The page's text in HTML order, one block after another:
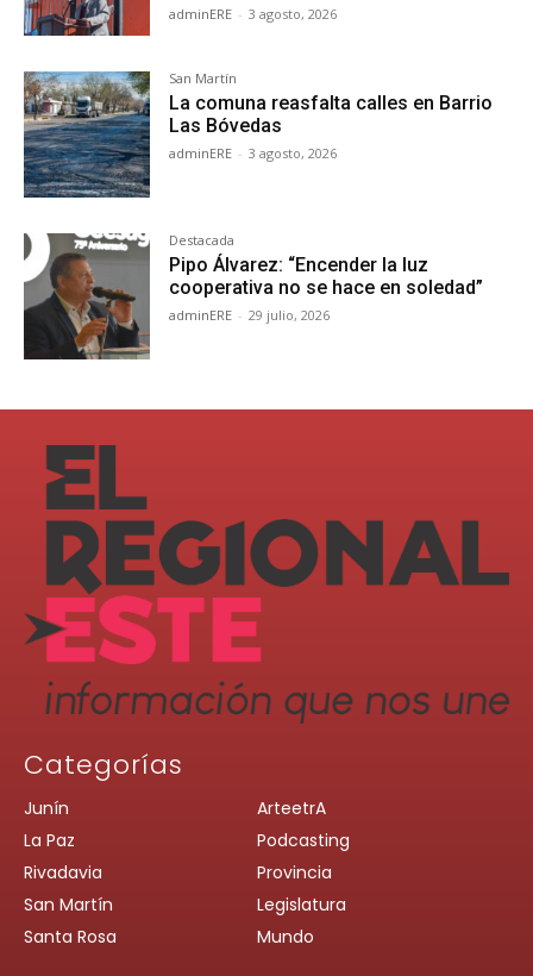
adminERE - 3 agosto, 2026
San Martín
La comuna reasfalta calles en Barrio
Las Bóvedas
adminERE - 3 agosto, 2026
Destacada
Pipo Álvarez: “Encender la luz
cooperativa no se hace en soledad”
adminERE - 29 julio, 2026
Categorías
Junín
La Paz
Rivadavia
San Martín
Santa Rosa
ArteetrA
Podcasting
Provincia
Legislatura
Mundo